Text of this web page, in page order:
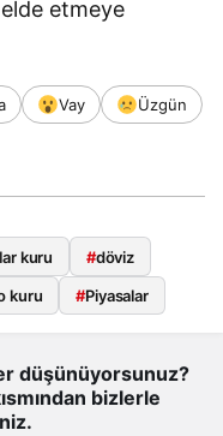
etmeye
Vay
Üzgün
kuru #döviz
kuru #Piyasalar
düşünüyorsunuz?
bizlerle